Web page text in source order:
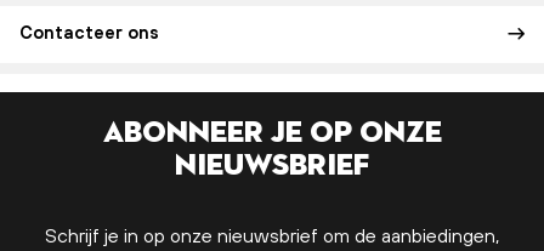
Contacteer ons
Abonneer je op onze
nieuwsbrief
Schrijf je in op onze nieuwsbrief om de aanbiedingen,